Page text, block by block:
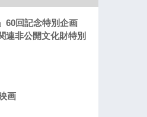
60回記念特別企画
連非公開文化財特別
画